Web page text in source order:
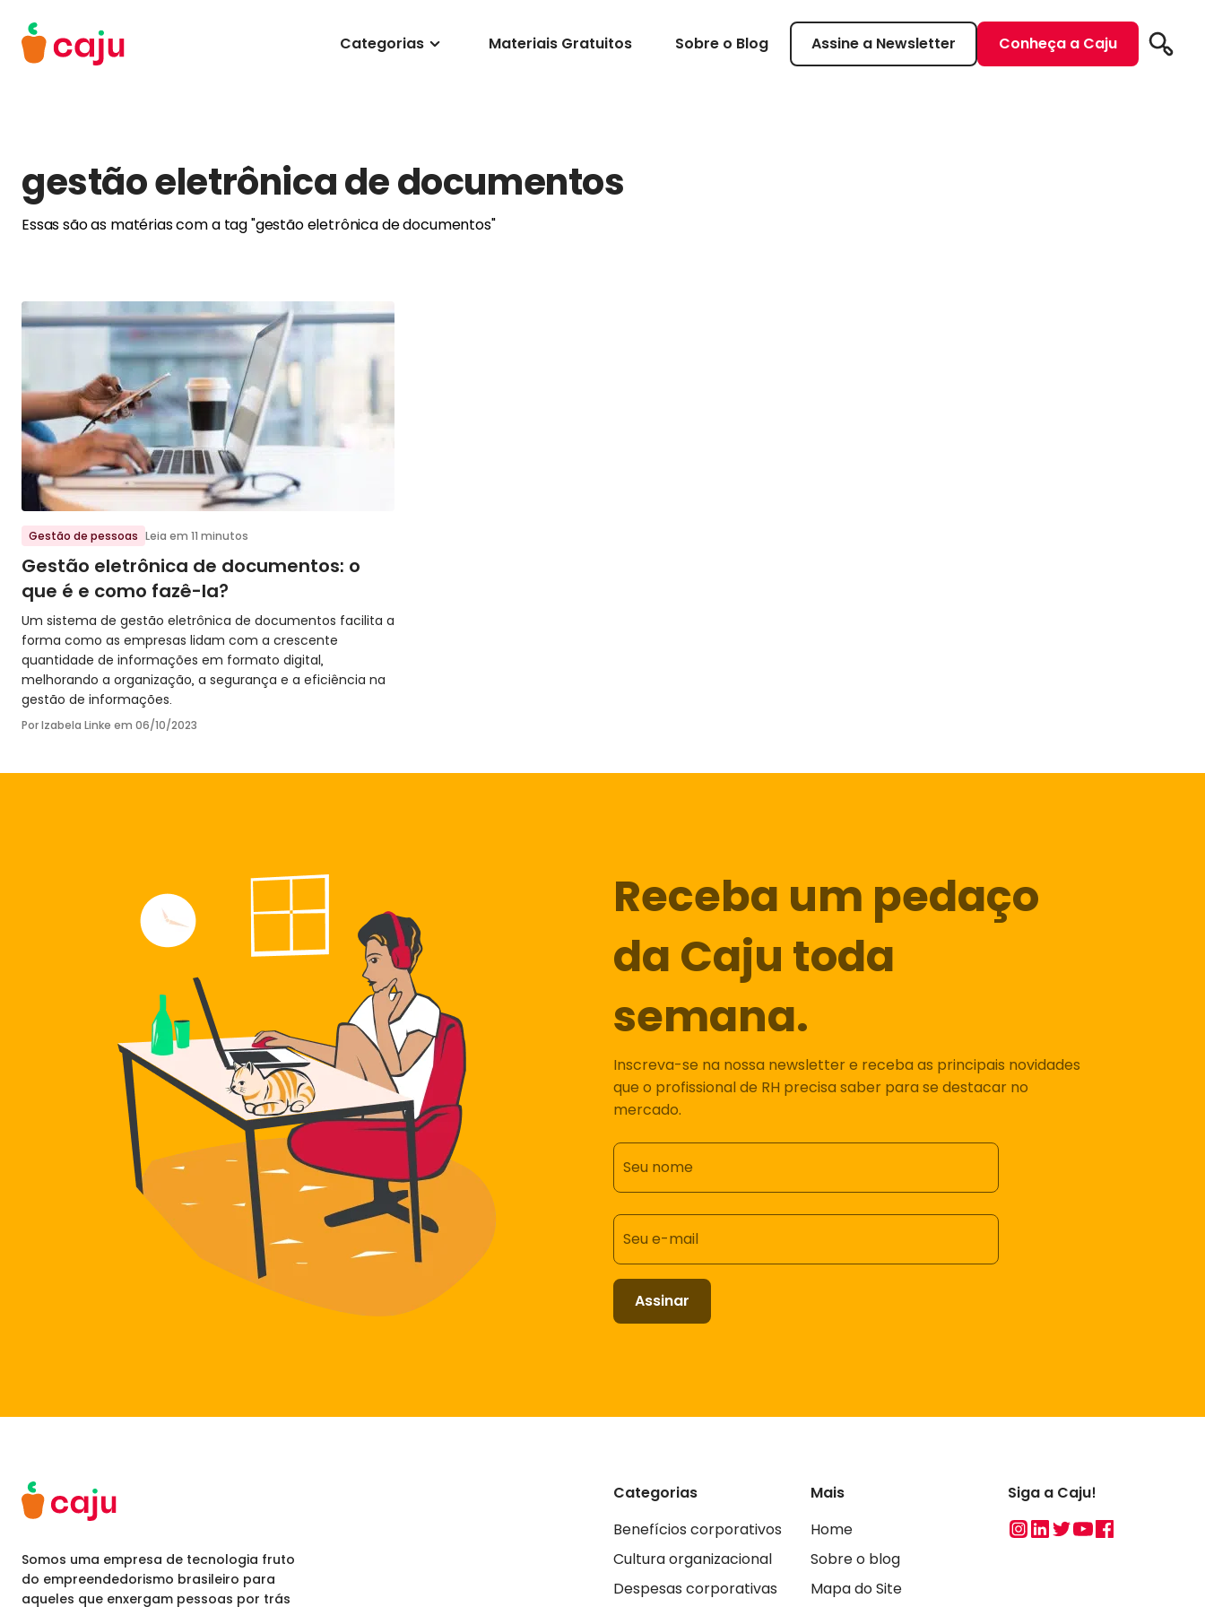
Menu Principal
Categorias Materiais Gratuitos Sobre o Blog Assine a Newsletter Conheça a Caju
gestão eletrônica de documentos
Essas são as matérias com a tag "gestão eletrônica de documentos"
Ir para o post
Gestão de pessoas Leia em 11 minutos
Gestão eletrônica de documentos: o
que é e como fazê-la?
Um sistema de gestão eletrônica de documentos facilita a
forma como as empresas lidam com a crescente
quantidade de informações em formato digital,
melhorando a organização, a segurança e a eficiência na
gestão de informações.
Por Izabela Linke em 06/10/2023
Receba um pedaço
da Caju toda
semana.
Inscreva-se na nossa newsletter e receba as principais novidades
que o profissional de RH precisa saber para se destacar no
mercado.
Seu nome
Seu e-mail
Assinar
Somos uma empresa de tecnologia fruto
do empreendedorismo brasileiro para
aqueles que enxergam pessoas por trás
Categorias
Benefícios corporativos
Cultura organizacional
Despesas corporativas
Mais
Home
Sobre o blog
Mapa do Site
Siga a Caju!
Instagram
Linkedin
TwitterYoutubeFacebook